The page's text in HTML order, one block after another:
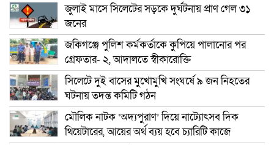
জুলাই মাসে সিলেটের সড়কে দুর্ঘটনায় প্রাণ গেল ৩১
জনের
জকিগঞ্জে পুলিশ কর্মকর্তাকে কুপিয়ে পালানোর পর
গ্রেফতার- ২, আদালতে স্বীকারোক্তি
সিলেটে দুই বাসের মুখোমুখি সংঘর্ষে ৯ জন নিহতের
ঘটনায় তদন্ত কমিটি গঠন
মৌলিক নাটক ‘অদ্যপুরাণ’ দিয়ে নাট্যোৎসব দিক
থিয়েটারের, আয়ের অর্থ ব্যয় হবে চ্যারিটি কাজে